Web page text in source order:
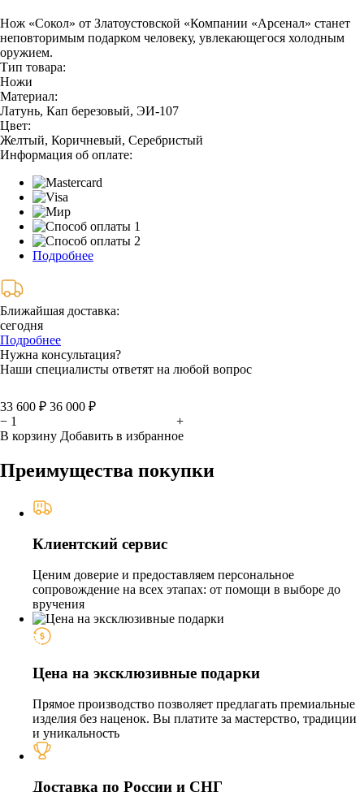
Нож «Сокол» от Златоустовской «Компании «Арсенал» станет
неповторимым подарком человеку, увлекающегося холодным
оружием.
Тип товара:
Ножи
Материал:
Латунь, Кап березовый, ЭИ-107
Цвет:
Желтый, Коричневый, Серебристый
Информация об оплате:
Подробнее
Ближайшая доставка:
сегодня
Подробнее
Нужна консультация?
Наши специалисты ответят на любой вопрос
33 600 ₽ 36 000 ₽
−
+
В корзину Добавить в избранное
Преимущества покупки
Клиентский сервис
Ценим доверие и предоставляем персональное
сопровождение на всех этапах: от помощи в выборе до
вручения
Цена на эксклюзивные подарки
Прямое производство позволяет предлагать премиальные
изделия без наценок. Вы платите за мастерство, традиции
и уникальность
Доставка по России и СНГ